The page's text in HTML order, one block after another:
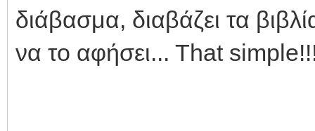
διάβασμα, διαβάζει τα
να το αφήσει... Τhat